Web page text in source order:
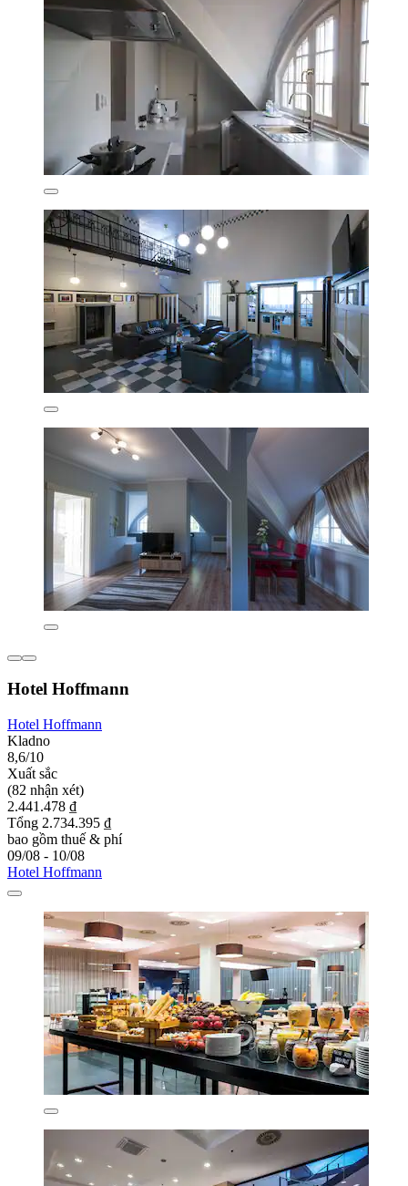
Hotel Hoffmann
Hotel Hoffmann
Kladno
8,6/10
Xuất sắc
(82 nhận xét)
2.441.478 ₫
Tổng 2.734.395 ₫
bao gồm thuế & phí
09/08 - 10/08
Hotel Hoffmann